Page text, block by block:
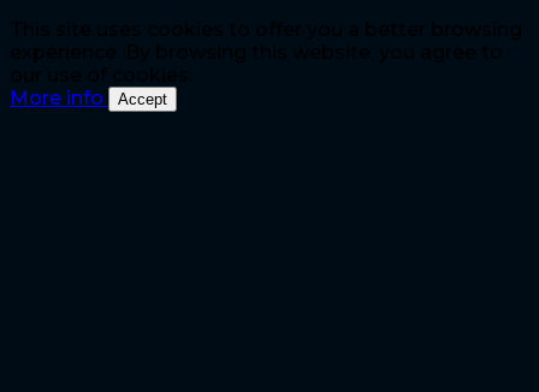
More info
Accept